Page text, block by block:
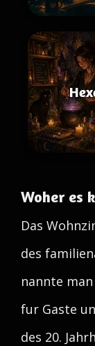
Woher es
Das
des
nannte
fur Gaste
des 20.